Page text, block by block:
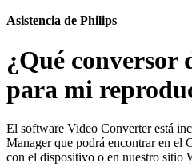
Asistencia de Philips
¿Qué conversor
para mi
El software Video Converter está
Manager que podrá encontrar en el
con el dispositivo o en nuestro sitio